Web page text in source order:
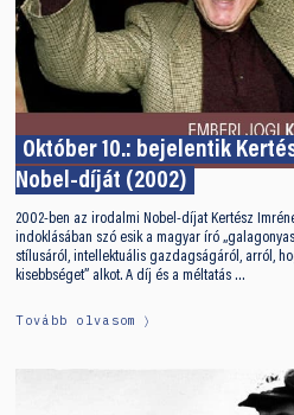
Október 10.: bejelentik
Nobel-díját (2002)
2002-ben az irodalmi Nobel-díjat Kertész
indoklásában szó esik a magyar író
stílusáról, intellektuális gazdagságáról, arról,
kisebbséget” alkot. A díj és a méltatás …
Tovább olvasom